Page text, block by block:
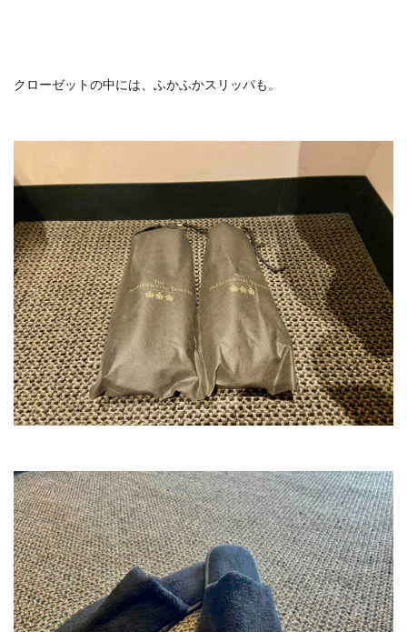
クローゼットの中には、ふかふかスリッパも。